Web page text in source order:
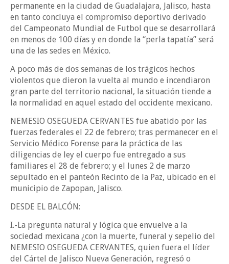
permanente en la ciudad de Guadalajara, Jalisco, hasta
en tanto concluya el compromiso deportivo derivado
del Campeonato Mundial de Futbol que se desarrollará
en menos de 100 días y en donde la “perla tapatía” será
una de las sedes en México.
A poco más de dos semanas de los trágicos hechos
violentos que dieron la vuelta al mundo e incendiaron
gran parte del territorio nacional, la situación tiende a
la normalidad en aquel estado del occidente mexicano.
NEMESIO OSEGUEDA CERVANTES fue abatido por las
fuerzas federales el 22 de febrero; tras permanecer en el
Servicio Médico Forense para la práctica de las
diligencias de ley el cuerpo fue entregado a sus
familiares el 28 de febrero; y el lunes 2 de marzo
sepultado en el panteón Recinto de la Paz, ubicado en el
municipio de Zapopan, Jalisco.
DESDE EL BALCÓN:
I.-La pregunta natural y lógica que envuelve a la
sociedad mexicana ¿con la muerte, funeral y sepelio del
NEMESIO OSEGUEDA CERVANTES, quien fuera el líder
del Cártel de Jalisco Nueva Generación, regresó o